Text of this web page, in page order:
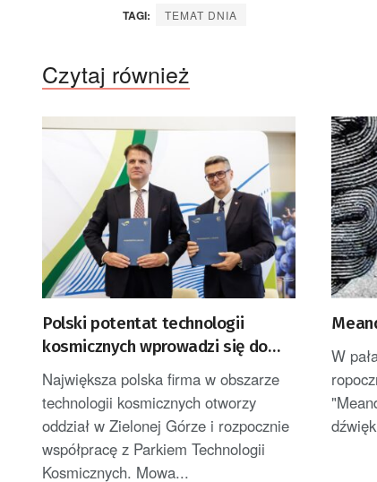
TAGI: TEMAT DNIA
Czytaj również
Polski potentat technologii
kosmicznych wprowadzi się do
Zielonej Góry
Największa polska firma w obszarze
technologii kosmicznych otworzy
oddział w Zielonej Górze i rozpocznie
współpracę z Parkiem Technologii
Kosmicznych. Mowa...
W